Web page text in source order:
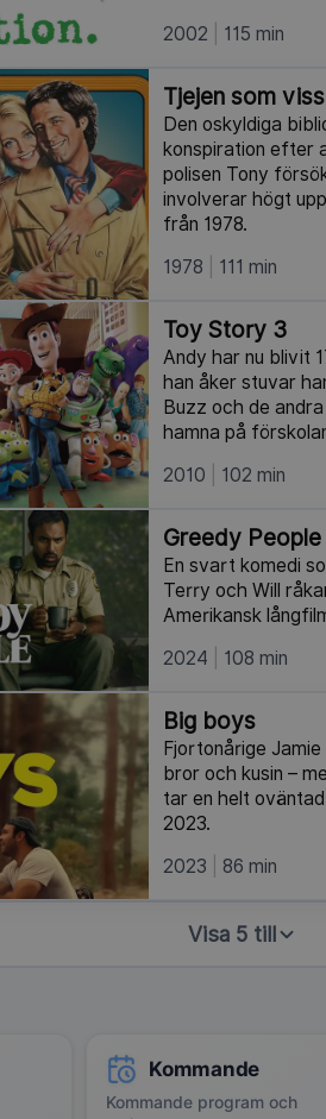
2002
115 min
Tjejen som
Den oskyldiga
konspiration efter
polisen Tony
involverar högt
från 1978.
1978
111 min
Toy Story 3
Andy har nu blivit
han åker stuvar
Buzz och de
hamna på
2010
102 min
Greedy People
En svart komedi
Terry och Will
Amerikansk
2024
108 min
Big boys
Fjortonårige
bror och kusin –
tar en helt
2023.
2023
86 min
Visa 5 till
Kommande
Kommande program och